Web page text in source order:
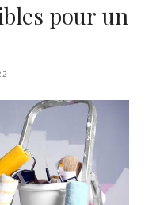
pour un